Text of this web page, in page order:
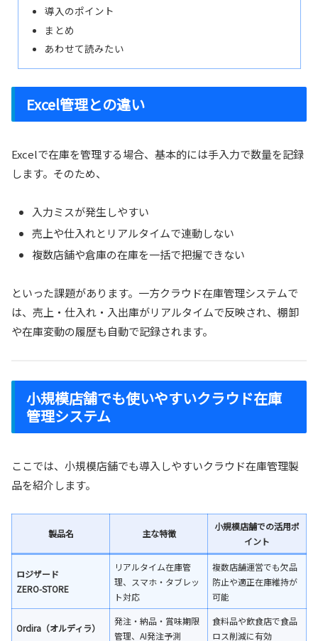
導入のポイント
まとめ
あわせて読みたい
Excel管理との違い
Excelで在庫を管理する場合、基本的には手入力で数量を記録
します。そのため、
入力ミスが発生しやすい
売上や仕入れとリアルタイムで連動しない
複数店舗や倉庫の在庫を一括で把握できない
といった課題があります。一方クラウド在庫管理システムで
は、売上・仕入れ・入出庫がリアルタイムで反映され、棚卸
や在庫変動の履歴も自動で記録されます。
小規模店舗でも使いやすいクラウド在庫
管理システム
ここでは、小規模店舗でも導入しやすいクラウド在庫管理製
品を紹介します。
製品名 主な特徴
小規模店舗での活用ポ
イント
ロジザード
ZERO‑STORE
リアルタイム在庫管
理、スマホ・タブレッ
ト対応
複数店舗運営でも欠品
防止や適正在庫維持が
可能
Ordira（オルディラ）
発注・納品・賞味期限
管理、AI発注予測
食料品や飲食店で食品
ロス削減に有効